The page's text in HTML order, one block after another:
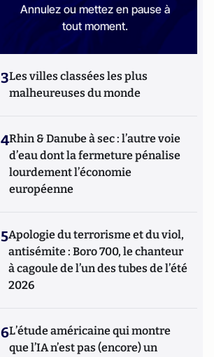
Annulez ou mettez en pause à
tout moment.
3Les villes classées les plus
malheureuses du monde
4Rhin & Danube à sec : l’autre voie
d’eau dont la fermeture pénalise
lourdement l’économie
européenne
5Apologie du terrorisme et du viol,
antisémite : Boro 700, le chanteur
à cagoule de l’un des tubes de l’été
2026
6L’étude américaine qui montre
que l’IA n’est pas (encore) un